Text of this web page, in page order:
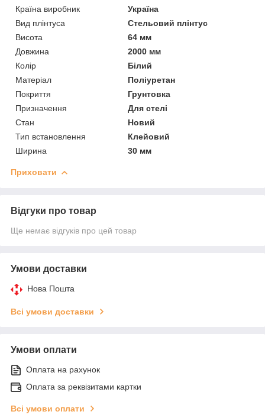
Країна виробник
Україна
Вид плінтуса
Стельовий плінтус
Висота
64 мм
Довжина
2000 мм
Колір
Білий
Матеріал
Поліуретан
Покриття
Грунтовка
Призначення
Для стелі
Стан
Новий
Тип встановлення
Клейовий
Ширина
30 мм
Приховати
Відгуки про товар
Ще немає відгуків про цей товар
Умови доставки
Нова Пошта
Всі умови доставки
Умови оплати
Оплата на рахунок
Оплата за реквізитами картки
Всі умови оплати